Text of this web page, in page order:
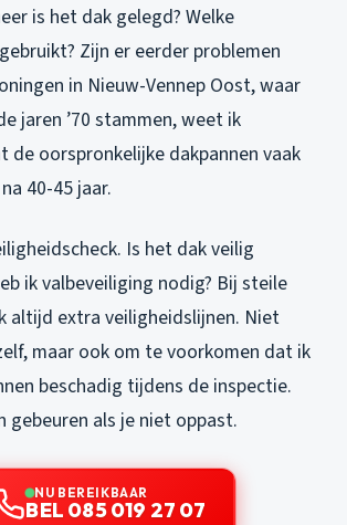
is het dak gelegd? Welke
Zijn er eerder problemen
in Nieuw-Vennep Oost, waar
jaren ’70 stammen, weet ik
de oorspronkelijke dakpannen vaak
40-45 jaar.
Is het dak veilig
ik valbeveiliging nodig? Bij steile
altijd extra veiligheidslijnen. Niet
maar ook om te voorkomen dat ik
beschadig tijdens de inspectie.
gebeuren als je niet oppast.
NU BEREIKBAAR
BEL 085 019 27 07